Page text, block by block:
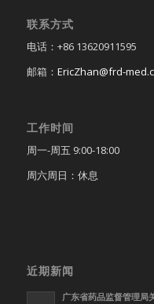
联系方式
电话：+86 13620911595
邮箱： EricZhan@frd-
工作时间
周一-周五 9:00-18:00
周六周日：休息
近期新闻
广东省药品监督管理局